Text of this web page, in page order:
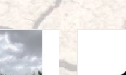
Pare-chocs de
2019+.